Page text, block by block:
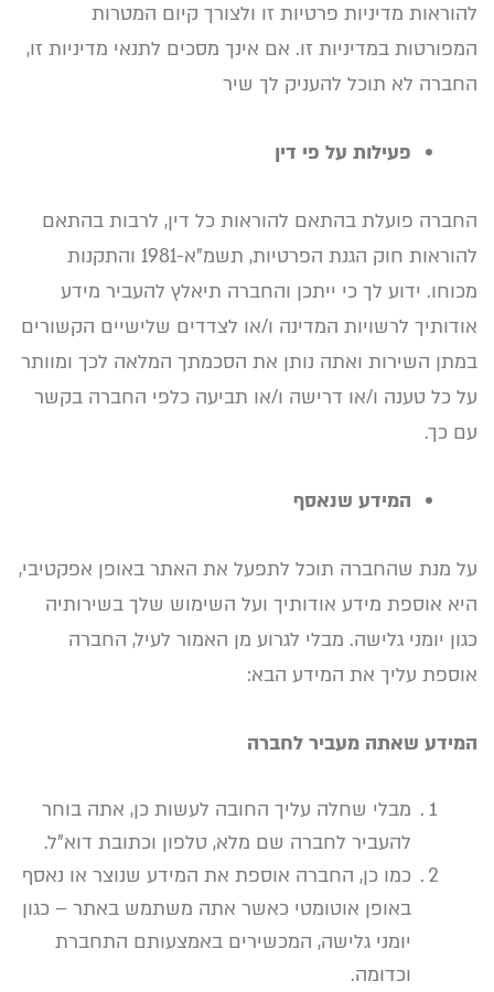
להוראות מדיניות פרטיות זו ולצורך קיום המטרות
המפורטות במדיניות זו. אם אינך מסכים לתנאי מדיניות זו,
החברה לא תוכל להעניק לך שיר
פעילות על פי דין
החברה פועלת בהתאם להוראות כל דין, לרבות בהתאם
להוראות חוק הגנת הפרטיות, תשמ"א-1981 והתקנות
מכוחו. ידוע לך כי ייתכן והחברה תיאלץ להעביר מידע
אודותיך לרשויות המדינה ו/או לצדדים שלישיים הקשורים
במתן השירות ואתה נותן את הסכמתך המלאה לכך ומוותר
על כל טענה ו/או דרישה ו/או תביעה כלפי החברה בקשר
עם כך.
המידע שנאסף
על מנת שהחברה תוכל לתפעל את האתר באופן אפקטיבי,
היא אוספת מידע אודותיך ועל השימוש שלך בשירותיה
כגון יומני גלישה. מבלי לגרוע מן האמור לעיל, החברה
אוספת עליך את המידע הבא:
המידע שאתה מעביר לחברה
מבלי שחלה עליך החובה לעשות כן, אתה בוחר
להעביר לחברה שם מלא, טלפון וכתובת דוא"ל.
כמו כן, החברה אוספת את המידע שנוצר או נאסף
באופן אוטומטי כאשר אתה משתמש באתר – כגון
יומני גלישה, המכשירים באמצעותם התחברת
וכדומה.